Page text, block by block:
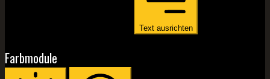
Text ausrichten
Farbmodule